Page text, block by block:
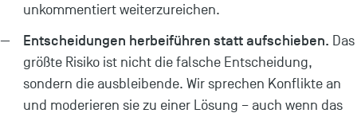
unkommentiert weiterzureichen.
Entscheidungen herbeiführen statt aufschieben. Das
größte Risiko ist nicht die falsche Entscheidung,
sondern die ausbleibende. Wir sprechen Konflikte an
und moderieren sie zu einer Lösung – auch wenn das